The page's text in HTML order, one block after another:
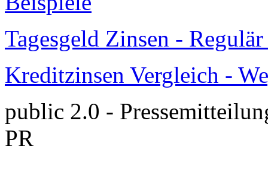
Tagesgeld Zinsen -
Kreditzinsen Vergleich -
public 2.0 -
PR